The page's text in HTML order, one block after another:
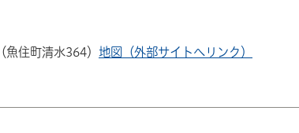
（魚住町清水364） 地図（外部サイトへリンク）